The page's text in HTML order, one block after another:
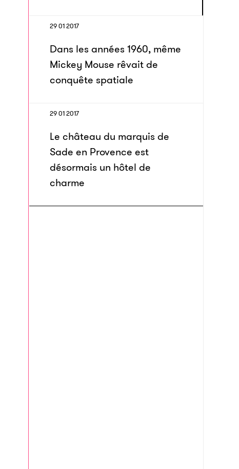
29 01 2017
Dans les années 1960, même
Mickey Mouse rêvait de
conquête spatiale
29 01 2017
Le château du marquis de
Sade en Provence est
désormais un hôtel de
charme